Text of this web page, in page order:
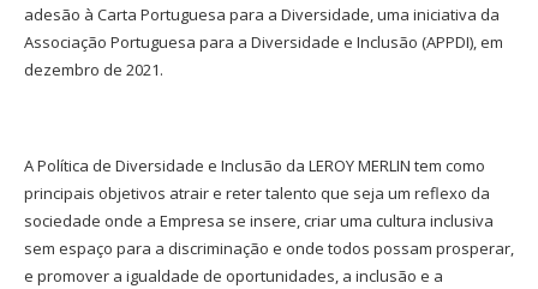
adesão à Carta Portuguesa para a Diversidade, uma iniciativa da
Associação Portuguesa para a Diversidade e Inclusão (APPDI), em
dezembro de 2021.
A Política de Diversidade e Inclusão da LEROY MERLIN tem como
principais objetivos atrair e reter talento que seja um reflexo da
sociedade onde a Empresa se insere, criar uma cultura inclusiva
sem espaço para a discriminação e onde todos possam prosperar,
e promover a igualdade de oportunidades, a inclusão e a